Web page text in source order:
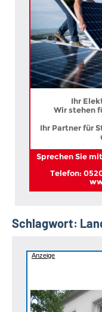
Ihr
Wir stehen
Ihr Partner für
Sprechen Sie
Telefon:
Schlagwort:
Anzeige